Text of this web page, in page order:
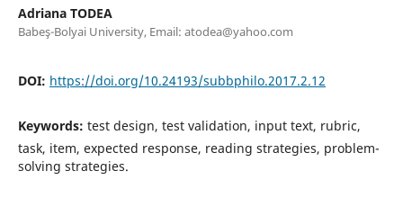
Adriana TODEA
Babeş-Bolyai University, Email: atodea@yahoo.com
DOI: https://doi.org/10.24193/subbphilo.2017.2.12
Keywords: test design, test validation, input text, rubric,
task, item, expected response, reading strategies, problem-
solving strategies.